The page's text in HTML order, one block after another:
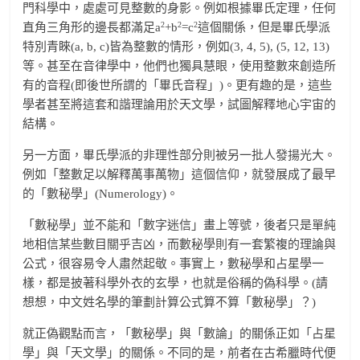
門科學中，處處可見整數的身影。例如根據畢氏定理，任何
直角三角形的邊長都滿足a2+b2=c2這個關係，但是畢氏學派
特別青睞(a, b, c)皆為整數的情形，例如(3, 4, 5), (5, 12, 13)
等。甚至在音律學中，他們也獨具慧眼，使用整數來創造所
有的音程(即後世所謂的「畢氏音程」)。更有趣的是，這些
學者甚至將這套和諧理論用於天文學，試圖解釋地心宇宙的
結構。
另一方面，畢氏學派的非理性部分則被另一批人發揚光大。
例如「整數足以解釋萬事萬物」這個信仰，就發展成了最早
的「數秘學」(Numerology)。
「數秘學」並不能和「數字迷信」畫上等號，後者只是單純
地相信某些數目關乎吉凶，而數秘學則有一套繁複的理論與
公式，很容易令人肅然起敬。事實上，數秘學和占星學一
樣，都是披著科學外衣的玄學，也就是俗稱的偽科學。(請
想想，中文姓名學的筆劃計算公式算不算「數秘學」？)
就正偽觀點而言，「數秘學」與「數論」的關係正如「占星
學」與「天文學」的關係。不同的是，前者在古希臘時代便